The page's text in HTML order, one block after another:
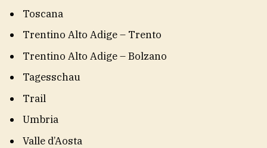
Toscana
Trentino Alto Adige – Trento
Trentino Alto Adige – Bolzano
Tagesschau
Trail
Umbria
Valle d’Aosta